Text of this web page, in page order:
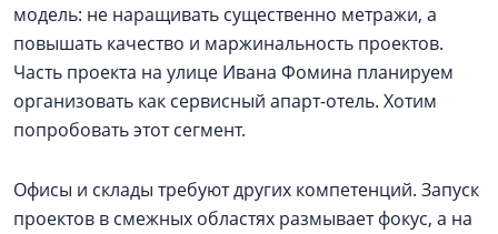
модель: не наращивать существенно метражи, а
повышать качество и маржинальность проектов.
Часть проекта на улице Ивана Фомина планируем
организовать как сервисный апарт-отель. Хотим
попробовать этот сегмент.
Офисы и склады требуют других компетенций. Запуск
проектов в смежных областях размывает фокус, а на